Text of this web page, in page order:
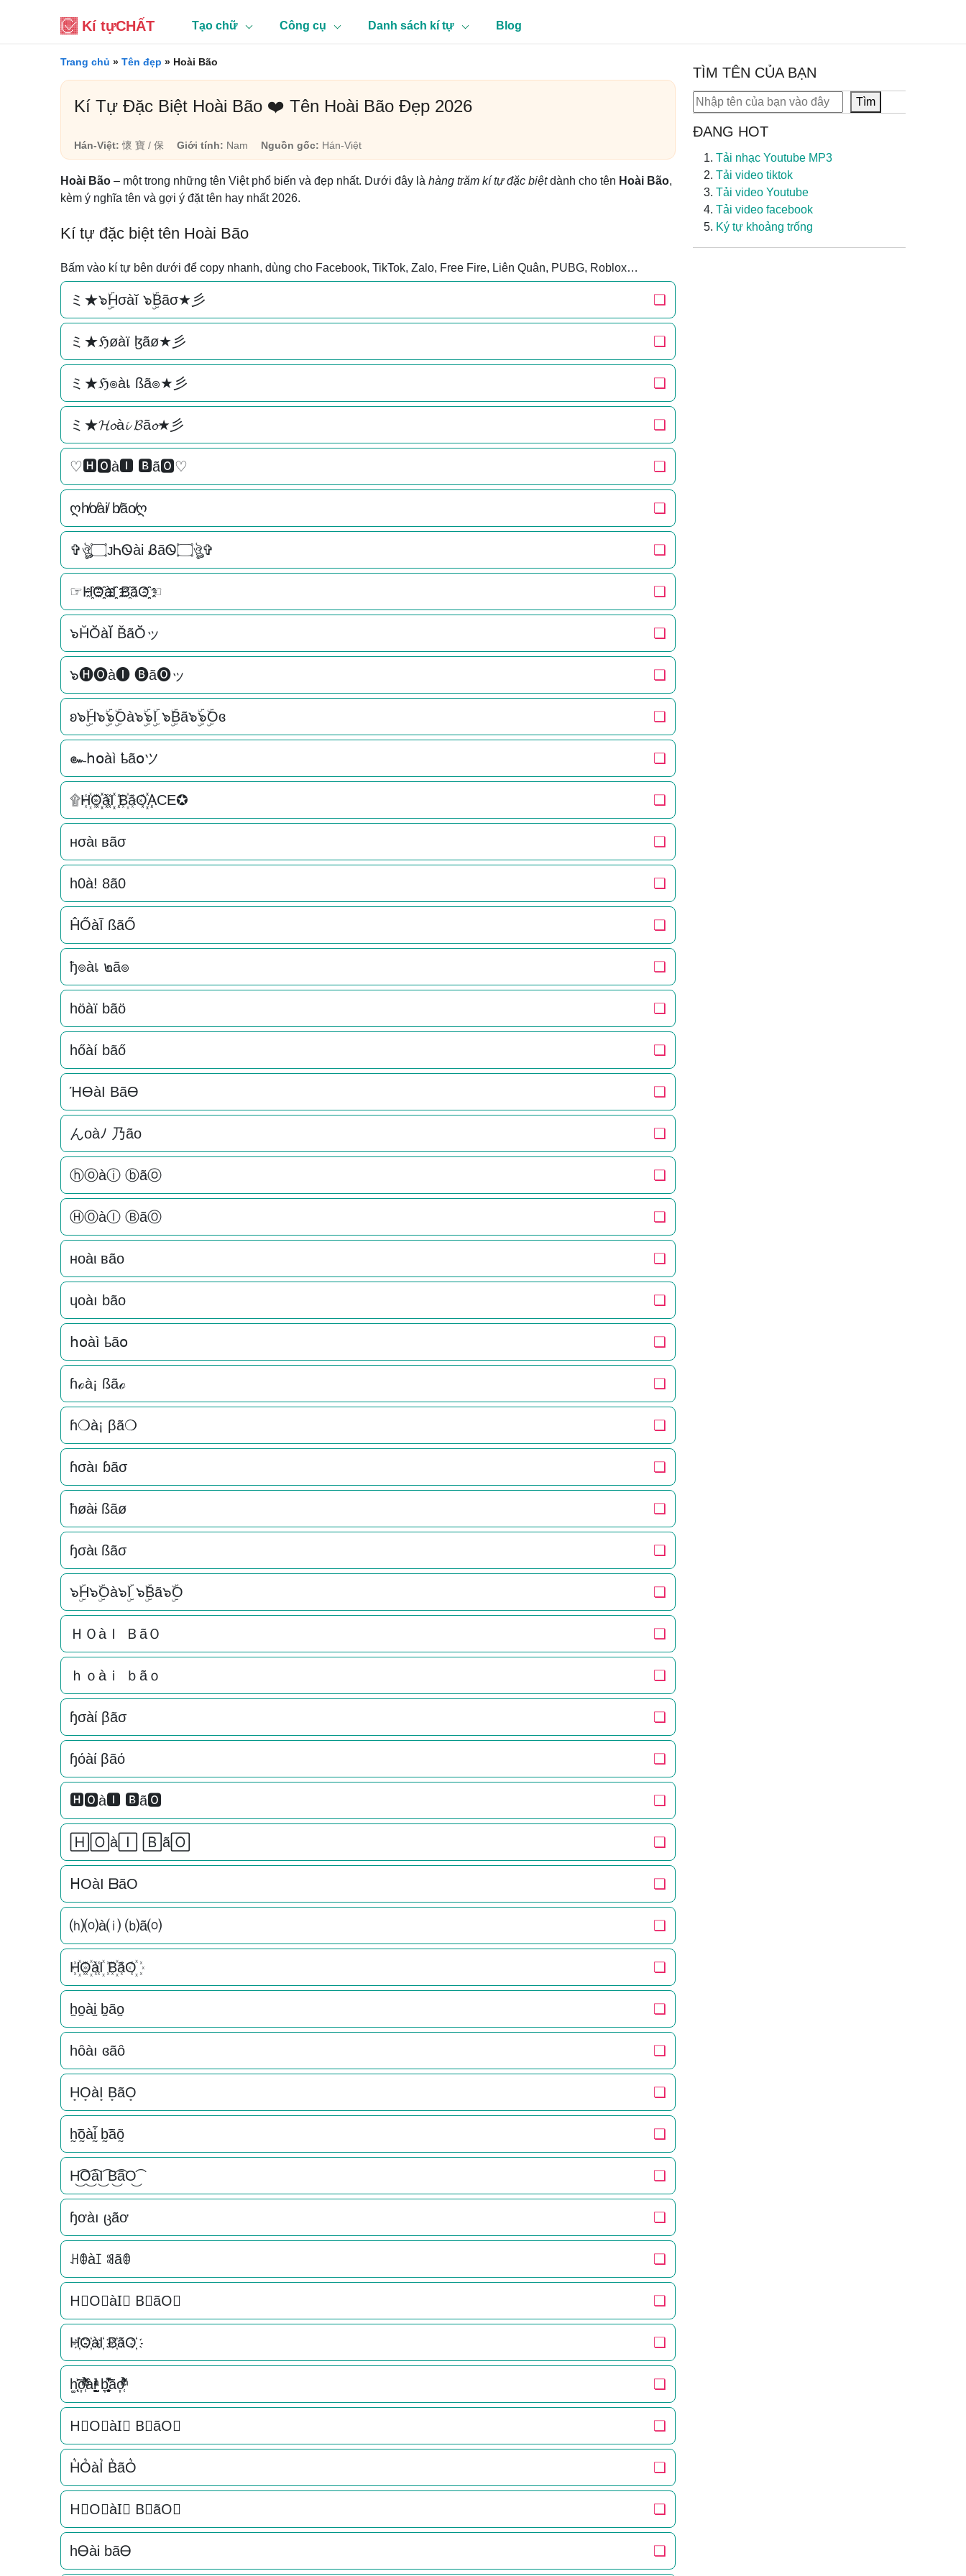
Kí tựCHẤT Tạo chữ Công cụ Danh sách kí tự Blog
Trang chủ » Tên đẹp » Hoài Bão
Kí Tự Đặc Biệt Hoài Bão ❤️ Tên Hoài Bão Đẹp 2026
Hán-Việt: 懷 寶 / 保 Giới tính: Nam Nguồn gốc: Hán-Việt
Hoài Bão – một trong những tên Việt phổ biến và đẹp nhất. Dưới đây là hàng trăm kí tự đặc biệtdành cho tên Hoài Bão,
kèm ý nghĩa tên và gợi ý đặt tên hay nhất 2026.
Kí tự đặc biệt tên Hoài Bão
Bấm vào kí tự bên dưới để copy nhanh, dùng cho Facebook, TikTok, Zalo, Free Fire, Liên Quân, PUBG, Roblox…
ミ★๖ۣۜHσàĭ ๖ۣۜBãσ★彡 ❏
ミ★ℌøàї ɮãø★彡 ❏
ミ★ℌ๏àเ ßã๏★彡 ❏
ミ★𝓗𝓸à𝓲 𝓑ã𝓸★彡 ❏
♡🅷🅾à🅸 🅱ã🅾♡ ❏
ღh̸o̸ài̸ b̸ão̸ღ ❏
✞ঔৣ۝ᴊᏂᏫài ᏰãᏫ۝ঔৣ✞ ❏
☞H҈O҈҈àI҈҈ B҈ãO҈҈☜ ❏
๖H̆Ŏ̆àĬ̆ B̆ãŎ̆ッ ❏
๖🅗🅞à🅘 🅑ã🅞ッ ❏
ʚ๖ۣۜH๖ۣۜ๖ۣۜOà๖ۣۜ๖ۣۜI ๖ۣۜBã๖ۣۜ๖ۣۜOɞ ❏
๛հօàì ҍãօツ ❏
۩H꙰O꙰꙰àI꙰꙰ B꙰ãO꙰꙰ACE✪ ❏
нσàι вãσ ❏
h0à! 8ã0 ❏
ĤŐàĨ ßãŐ ❏
ђ๏àเ ๒ã๏ ❏
höàï bãö ❏
hőàí bãő ❏
ΉӨàI BãӨ ❏
んoàﾉ 乃ão ❏
ⓗⓞàⓘ ⓑãⓞ ❏
ⒽⓄàⒾ ⒷãⓄ ❏
нoàι ʙão ❏
ɥoàı bão ❏
հօàì ҍãօ ❏
ɦℴà¡ ßãℴ ❏
ɦ❍à¡ βã❍ ❏
ɦσàı ɓãσ ❏
ħøàɨ ßãø ❏
ɧσàɩ ßãσ ❏
๖ۣۜH๖ۣۜOà๖ۣۜI ๖ۣۜBã๖ۣۜO ❏
ＨＯàＩ ＢãＯ ❏
ｈｏàｉ ｂãｏ ❏
ɧσàί βãσ ❏
ɧόàί βãό ❏
🅷🅾à🅸 🅱ã🅾 ❏
🄷🄾à🄸 🄱ã🄾 ❏
ᕼOàI ᗷãO ❏
⒣⒪à⒤ ⒝ã⒪ ❏
H꙰O꙰àI꙰ B꙰ãO꙰ ❏
h̫o̫ài̫ b̫ão̫ ❏
һȏàı ɞãȏ ❏
H͙O͙àI͙ B͙ãO͙ ❏
h̰̃õ̰àḭ̃ b̰̃ãõ̰ ❏
H͜͡O͜͡àI͜͡ B͜͡ãO͜͡ ❏
ɧơàı ცãơ ❏
ꃅꂦàꀤ ꌃãꂦ ❏
H⃟O⃟àI⃟ B⃟ãO⃟ ❏
H҉O҉àI҉ B҉ãO҉ ❏
h͚̖̜̍̃͐o͎̜̓̇ͫ̉͊ͨ͊ài̞̟̫̺ͭ̒ͭͣ b͎̣̫͈̥̗͒͌̃͑̔̾ͅão͎̜̓̇ͫ̉͊ͨ͊ ❏
H⃗O⃗àI⃗ B⃗ãO⃗ ❏
H͛O͛àI͛ B͛ãO͛ ❏
H⃒O⃒àI⃒ B⃒ãO⃒ ❏
hᎾàᎥ bãᎾ ❏
TÌM TÊN CỦA BẠN
Tìm kiếm Tìm
ĐANG HOT
Tải nhạc Youtube MP3
Tải video tiktok
Tải video Youtube
Tải video facebook
Ký tự khoảng trống